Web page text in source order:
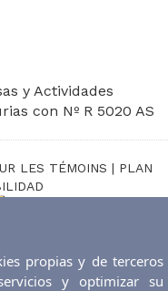
y Actividades
con Nº R 5020 AS
LES TÉMOINS | PLAN
propias y de terceros
y optimizar su